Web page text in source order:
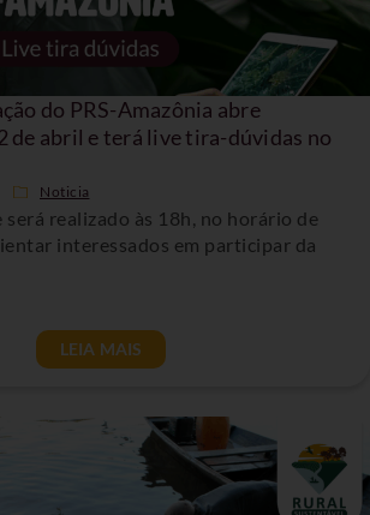
do PRS-Amazônia abre
de abril e terá live tira-dúvidas no
Noticia
realizado às 18h, no horário de
interessados em participar da
LEIA MAIS